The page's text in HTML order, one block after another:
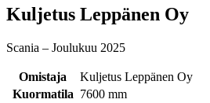
Kuljetus Leppänen Oy
Scania – Joulukuu 2025
Omistaja
Kuljetus Leppänen Oy
Kuormatila 7600 mm